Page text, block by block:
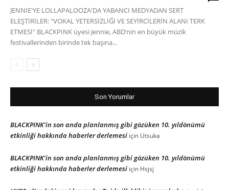
JENNIE'YE LOLLAPALOOZA'DA YABANCI MEDYADAN SERT
ELEŞTİRİLER: "VOKAL YETERSİZLİĞİ VE SEYİRCİLERİN ALANI TERK
ETMESİ" BLACKPINK üyesi Jennie, ABD’nin en büyük müzik
festivallerinden birinde tek başına...
Son Yorumlar
BLACKPINK’in son anda planlanmış gibi gözüken 10. yıldönümü
etkinliği hakkında haberler derlemesi için Utsuka
BLACKPINK’in son anda planlanmış gibi gözüken 10. yıldönümü
etkinliği hakkında haberler derlemesi için Hsjsj